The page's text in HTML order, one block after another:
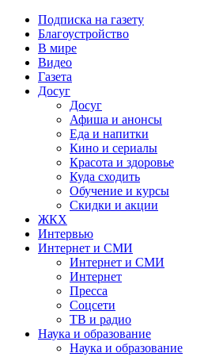
Подписка на газету
Благоустройство
В мире
Видео
Газета
Досуг
Досуг
Афиша и анонсы
Еда и напитки
Кино и сериалы
Красота и здоровье
Куда сходить
Обучение и курсы
Скидки и акции
ЖКХ
Интервью
Интернет и СМИ
Интернет и СМИ
Интернет
Пресса
Соцсети
ТВ и радио
Наука и образование
Наука и образование